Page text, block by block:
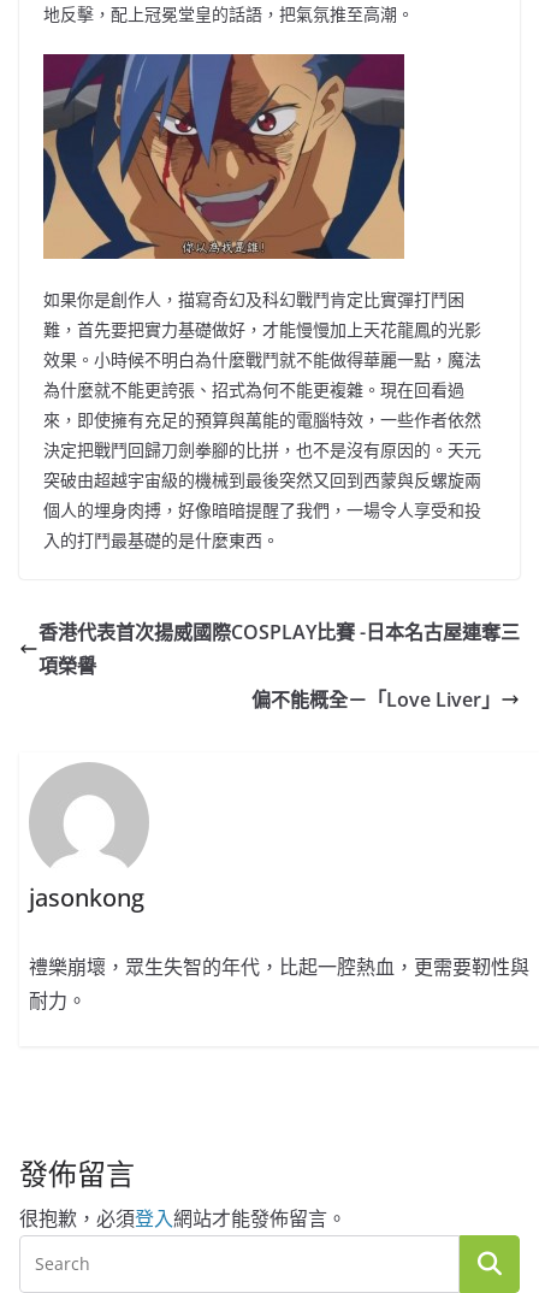
地反擊，配上冠冕堂皇的話語，把氣氛推至高潮。
如果你是創作人，描寫奇幻及科幻戰鬥肯定比實彈打鬥困
難，首先要把實力基礎做好，才能慢慢加上天花龍鳳的光影
效果。小時候不明白為什麼戰鬥就不能做得華麗一點，魔法
為什麼就不能更誇張、招式為何不能更複雜。現在回看過
來，即使擁有充足的預算與萬能的電腦特效，一些作者依然
決定把戰鬥回歸刀劍拳腳的比拼，也不是沒有原因的。天元
突破由超越宇宙級的機械到最後突然又回到西蒙與反螺旋兩
個人的埋身肉搏，好像暗暗提醒了我們，一場令人享受和投
入的打鬥最基礎的是什麼東西。
香港代表首次揚威國際COSPLAY比賽 -日本名古屋連奪三
項榮譽
偏不能概全－「Love Liver」
jasonkong
禮樂崩壞，眾生失智的年代，比起一腔熱血，更需要靭性與
耐力。
發佈留言
很抱歉，必須登入網站才能發佈留言。